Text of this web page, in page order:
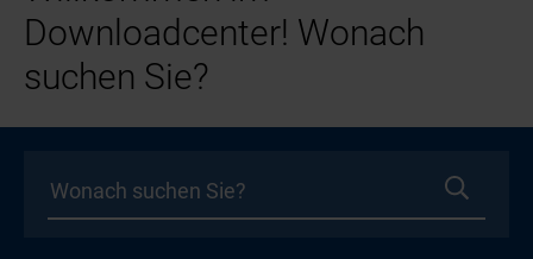
Downloadcenter! Wonach
suchen Sie?